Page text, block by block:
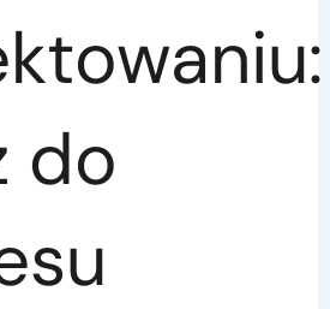
do